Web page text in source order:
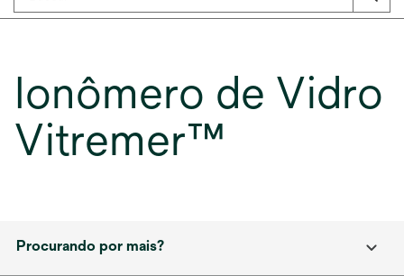
Ionômero de Vidro
Vitremer™
Procurando por mais?